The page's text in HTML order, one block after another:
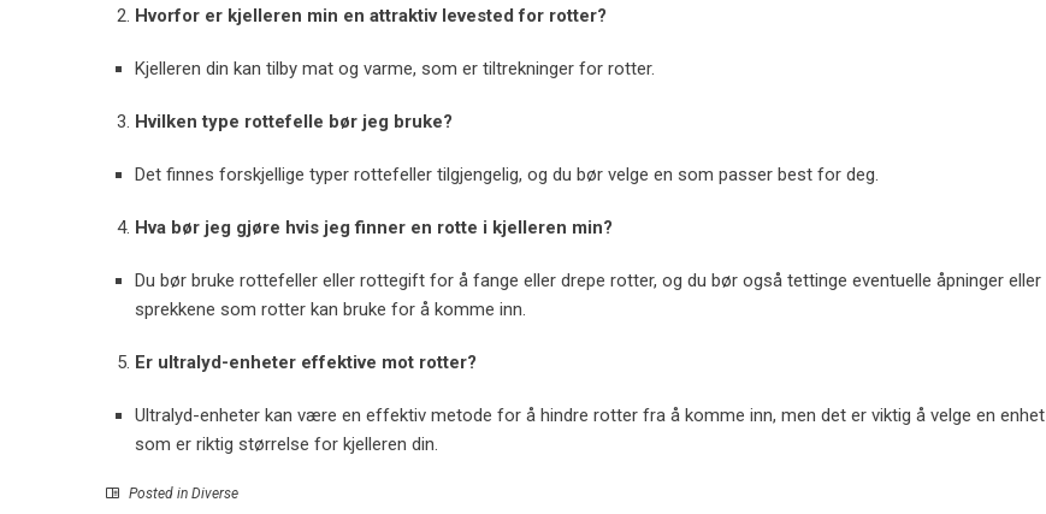
Hvorfor er kjelleren min en attraktiv levested for rotter?
Kjelleren din kan tilby mat og varme, som er tiltrekninger for rotter.
Hvilken type rottefelle bør jeg bruke?
Det finnes forskjellige typer rottefeller tilgjengelig, og du bør velge en som passer best for deg.
Hva bør jeg gjøre hvis jeg finner en rotte i kjelleren min?
Du bør bruke rottefeller eller rottegift for å fange eller drepe rotter, og du bør også tettinge eventuelle åpninger eller
sprekkene som rotter kan bruke for å komme inn.
Er ultralyd-enheter effektive mot rotter?
Ultralyd-enheter kan være en effektiv metode for å hindre rotter fra å komme inn, men det er viktig å velge en enhet
som er riktig størrelse for kjelleren din.
Posted in Diverse